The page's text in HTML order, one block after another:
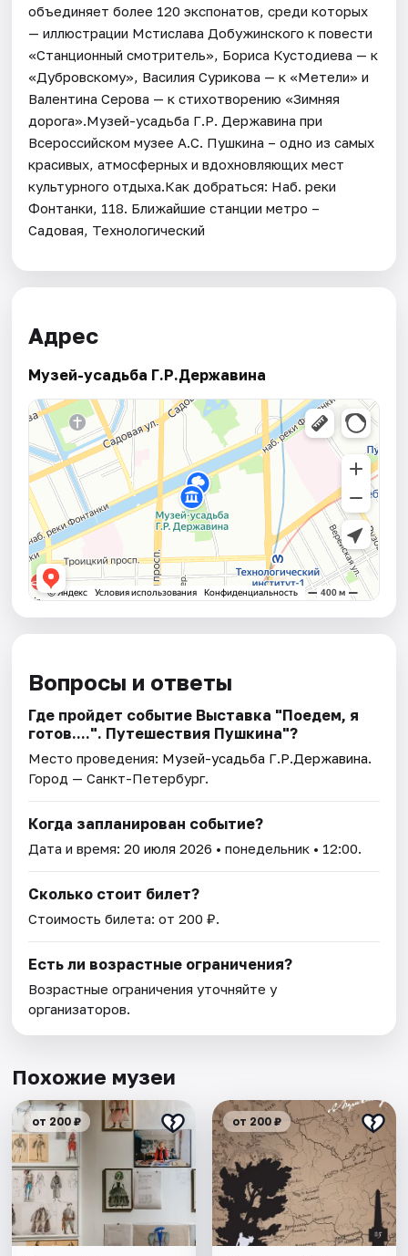
объединяет более 120 экспонатов, среди которых
— иллюстрации Мстислава Добужинского к повести
«Станционный смотритель», Бориса Кустодиева — к
«Дубровскому», Василия Сурикова — к «Метели» и
Валентина Серова — к стихотворению «Зимняя
дорога».Музей-усадьба Г.Р. Державина при
Всероссийском музее А.С. Пушкина – одно из самых
красивых, атмосферных и вдохновляющих мест
культурного отдыха.Как добраться: Наб. реки
Фонтанки, 118. Ближайшие станции метро –
Садовая, Технологический
Адрес
Музей-усадьба Г.Р.Державина
Вопросы и ответы
Где пройдет событие Выставка "Поедем, я
готов....". Путешествия Пушкина"?
Место проведения: Музей-усадьба Г.Р.Державина.
Город — Санкт-Петербург.
Когда запланирован событие?
Дата и время:20 июля 2026 • понедельник • 12:00.
Сколько стоит билет?
Стоимость билета: от 200 ₽.
Есть ли возрастные ограничения?
Возрастные ограничения уточняйте у
организаторов.
Похожие музеи
от 200 ₽ от 200 ₽